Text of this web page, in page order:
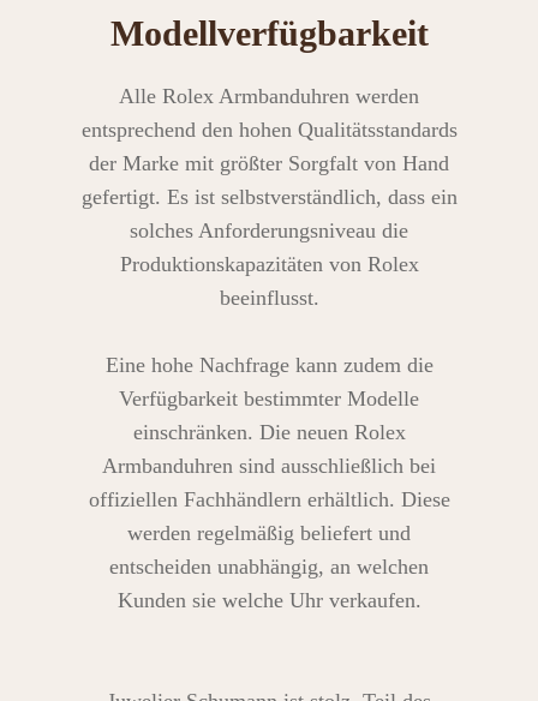
Modellverfügbarkeit
Alle Rolex Armbanduhren werden
entsprechend den hohen Qualitätsstandards
der Marke mit größter Sorgfalt von Hand
gefertigt. Es ist selbstverständlich, dass ein
solches Anforderungsniveau die
Produktionskapazitäten von Rolex
beeinflusst.
Eine hohe Nachfrage kann zudem die
Verfügbarkeit bestimmter Modelle
einschränken. Die neuen Rolex
Armbanduhren sind ausschließlich bei
offiziellen Fachhändlern erhältlich. Diese
werden regelmäßig beliefert und
entscheiden unabhängig, an welchen
Kunden sie welche Uhr verkaufen.